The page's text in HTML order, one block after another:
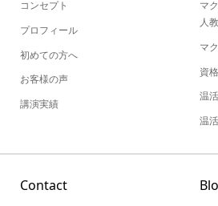
初めての方へ
お客様の声
講演実績
人
資
温
温